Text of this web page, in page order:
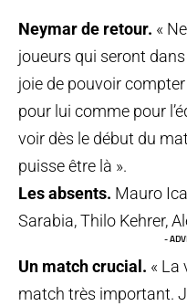
Neymar de retour. «
joueurs qui seront dans
joie de pouvoir
pour lui comme pour
voir dès le début du
puisse être là ».
Les absents. Mauro
Sarabia, Thilo Kehrer,
-
Un match crucial. « La
match très important.